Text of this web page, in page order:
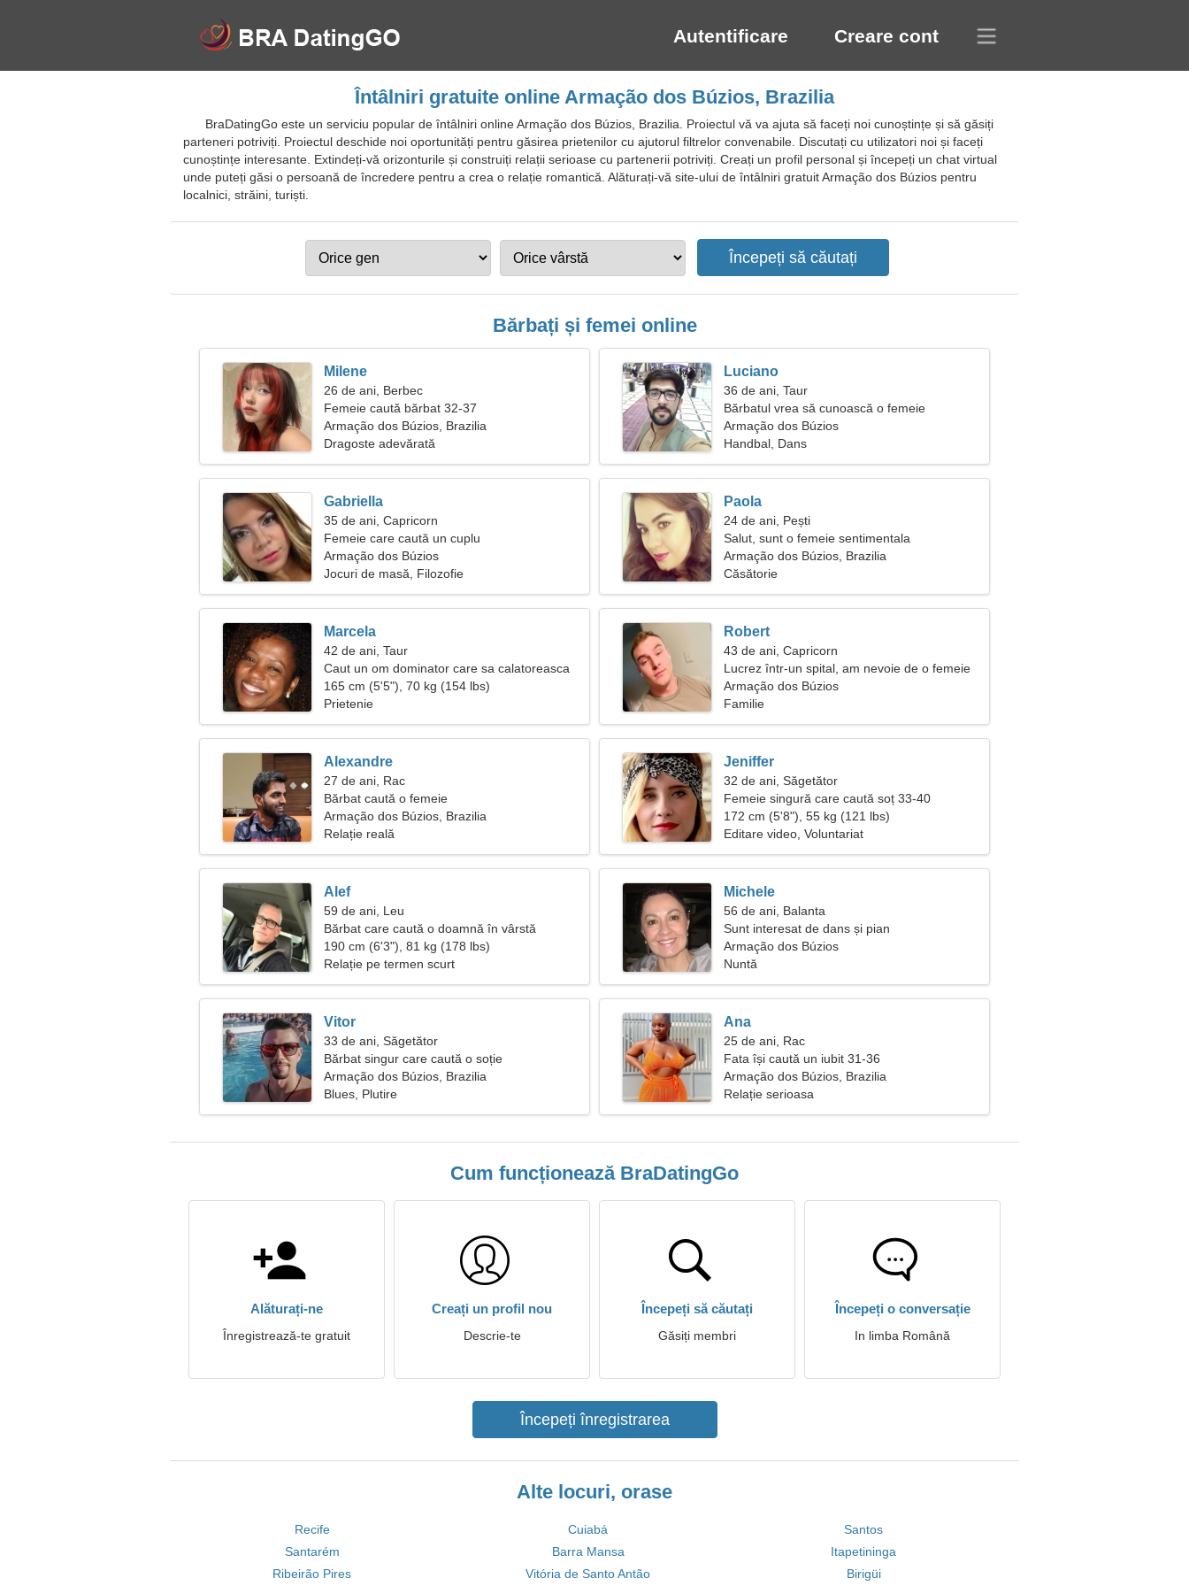
Autentificare Creare cont
Întâlniri gratuite online Armação dos Búzios, Brazilia
BraDatingGo este un serviciu popular de întâlniri online Armação dos Búzios, Brazilia. Proiectul vă va ajuta să faceți noi cunoștințe și să găsiți
parteneri potriviți. Proiectul deschide noi oportunități pentru găsirea prietenilor cu ajutorul filtrelor convenabile. Discutați cu utilizatori noi și faceți
cunoștințe interesante. Extindeți-vă orizonturile și construiți relații serioase cu partenerii potriviți. Creați un profil personal și începeți un chat virtual
unde puteți găsi o persoană de încredere pentru a crea o relație romantică. Alăturați-vă site-ului de întâlniri gratuit Armação dos Búzios pentru
localnici, străini, turiști.
Bărbați și femei online
Milene
26 de ani, Berbec
Femeie caută bărbat 32-37
Armação dos Búzios, Brazilia
Dragoste adevărată
Luciano
36 de ani, Taur
Bărbatul vrea să cunoască o femeie
Armação dos Búzios
Handbal, Dans
Gabriella
35 de ani, Capricorn
Femeie care caută un cuplu
Armação dos Búzios
Jocuri de masă, Filozofie
Paola
24 de ani, Pești
Salut, sunt o femeie sentimentala
Armação dos Búzios, Brazilia
Căsătorie
Marcela
42 de ani, Taur
Caut un om dominator care sa calatoreasca
impreuna
165 cm (5'5"), 70 kg (154 lbs)
Prietenie
Robert
43 de ani, Capricorn
Lucrez într-un spital, am nevoie de o femeie
fermecătoare
Armação dos Búzios
Familie
Alexandre
27 de ani, Rac
Bărbat caută o femeie
Armação dos Búzios, Brazilia
Relație reală
Jeniffer
32 de ani, Săgetător
Femeie singură care caută soț 33-40
172 cm (5'8"), 55 kg (121 lbs)
Editare video, Voluntariat
Alef
59 de ani, Leu
Bărbat care caută o doamnă în vârstă
190 cm (6'3"), 81 kg (178 lbs)
Relație pe termen scurt
Michele
56 de ani, Balanta
Sunt interesat de dans și pian
Armação dos Búzios
Nuntă
Vitor
33 de ani, Săgetător
Bărbat singur care caută o soție
Armação dos Búzios, Brazilia
Blues, Plutire
Ana
25 de ani, Rac
Fata își caută un iubit 31-36
Armação dos Búzios, Brazilia
Relație serioasa
Cum funcționează BraDatingGo
Alăturați-ne
Înregistrează-te gratuit
Creați un profil nou
Descrie-te
Începeți să căutați
Găsiți membri
Începeți o conversație
In limba Română
Începeți înregistrarea
Alte locuri, orase
Recife Cuiabá
Santos
Santarém
Barra Mansa
Itapetininga
Ribeirão Pires
Vitória de Santo Antão Birigüi